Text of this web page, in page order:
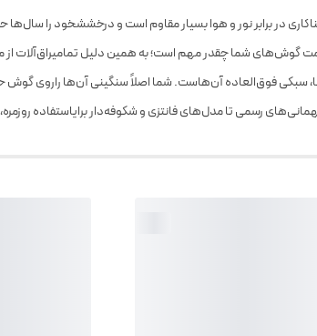
در برابر نور و هوا بسیار مقاوم است و درخششخود را
شما چقدر مهم است؛ به همین دلیل تمامیراق‌آلات
سبکی فوق‌العاده آن‌هاست. شما اصلاً سنگینی آن‌ها راروی
رسمی تا مدل‌های فانتزی و شکوفه‌دار برایاستفاده